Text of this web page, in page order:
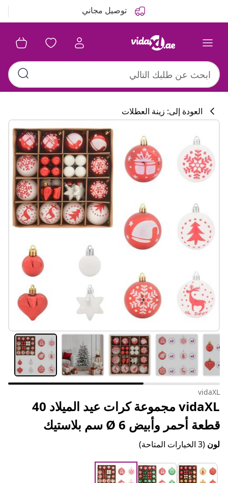
توصيل مجاني
تشكيلة المطبخ
العودة إلى: زينة العطلات
vidaXL
vidaXL مجموعة كرات عيد الميلاد 40
قطعة أحمر وأبيض Ø 6 سم بلاستيك
لون (3 الخيارات المتاحة)